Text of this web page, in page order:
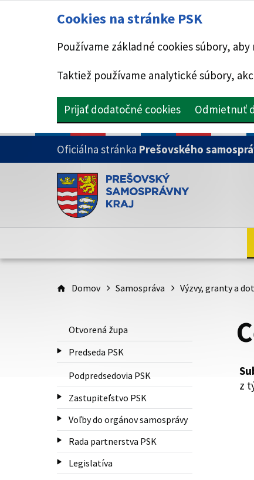
Cookies na stránke PSK
Používame základné cookies súbory,
Taktiež používame analytické súbory,
Prijať dodatočné cookies Odmietnuť
PRESKOČIŤ NA HLAVNÝ OBSAH
Oficiálna stránka Prešovského
Doména psk.sk je oficiálna
Toto je oficiálna webová stránka
Domov Samospráva Výzvy, granty a
Otvorená župa
Predseda PSK
Podpredsedovia PSK
Zastupiteľstvo PSK
Voľby do orgánov samosprávy
Rada partnerstva PSK
Legislatíva
z